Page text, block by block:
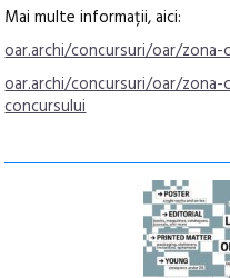
Mai multe informații, aici:
oar.archi/concursuri/oar/
oar.archi/concursuri/oar/
concursului